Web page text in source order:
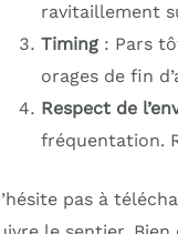
ravitaillement
Timing: Pars
orages de fin
Respect de
fréquentation.
pas à